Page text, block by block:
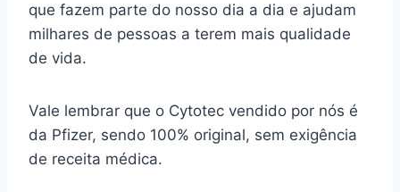
que fazem parte do nosso dia a dia e ajudam
milhares de pessoas a terem mais qualidade
de vida.
Vale lembrar que o Cytotec vendido por nós é
da Pfizer, sendo 100% original, sem exigência
de receita médica.